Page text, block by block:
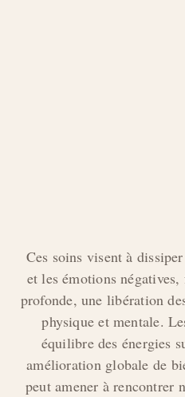
Ces soins visent à
et les émotions
profonde, une libération
physique et mentale.
équilibre des énergies
amélioration globale de
peut amener à rencontrer